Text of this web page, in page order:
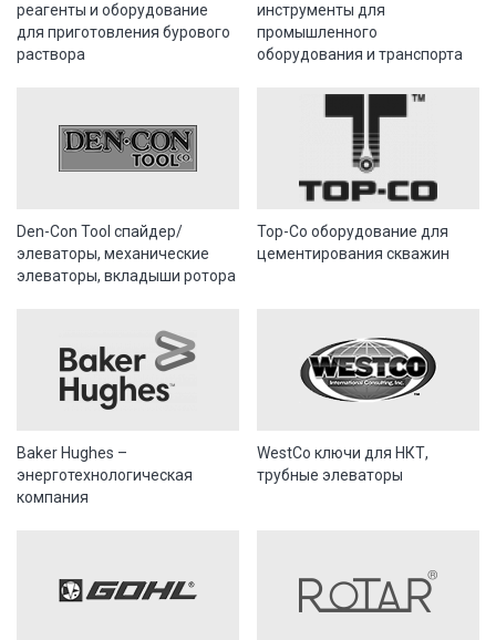
реагенты и оборудование
для приготовления бурового
раствора
инструменты для
промышленного
оборудования и транспорта
Den-Con Tool спайдер/
элеваторы, механические
элеваторы, вкладыши ротора
Тор-Со оборудование для
цементирования скважин
Baker Hughes –
энерготехнологическая
компания
WestCo ключи для НКТ,
трубные элеваторы